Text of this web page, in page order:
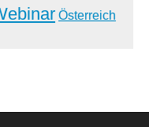
Österreich